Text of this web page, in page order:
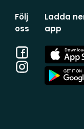
Följ
oss
Facebook
Instagram
Ladda
app
App
Store
App
Store